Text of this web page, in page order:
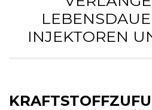
INJEKTOREN